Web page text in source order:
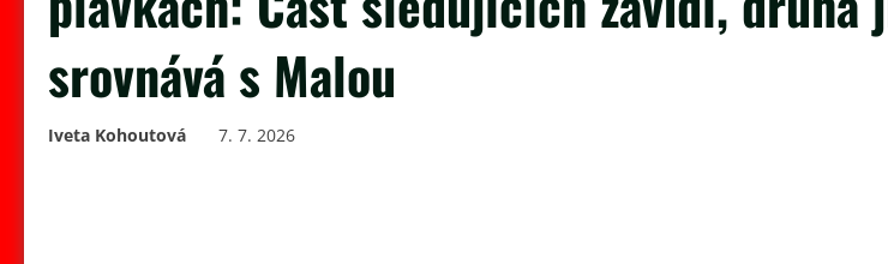
srovnává s Malou
Iveta Kohoutová 7. 7. 2026